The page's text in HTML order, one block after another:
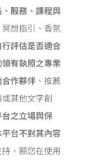
服務、課程與
想指引、香氛
評估是否適合
有執照之專業
合作夥伴 、推薦
其他文字創
之立場與保
台不對其內容
，願您在使用